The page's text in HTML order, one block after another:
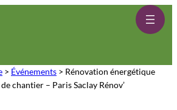
> Événements > Rénovation énergétique
chantier – Paris Saclay Rénov’